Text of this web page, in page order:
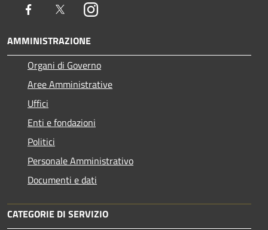
Facebook TwitterInstagram
AMMINISTRAZIONE
Organi di Governo
Aree Amministrative
Uffici
Enti e fondazioni
Politici
Personale Amministrativo
Documenti e dati
CATEGORIE DI SERVIZIO